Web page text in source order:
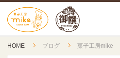
HOME ブログ 菓子工房mike